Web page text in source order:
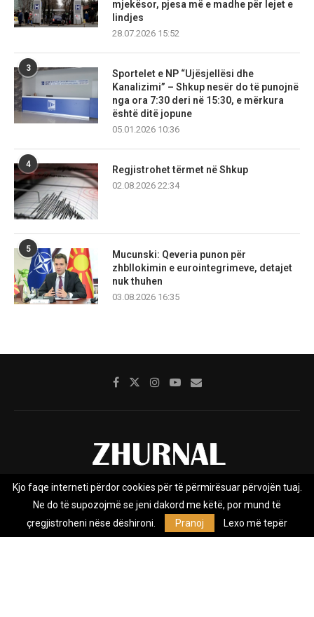
mjekësor, pjesa më e madhe për lejet e
lindjes
28.07.2026 15:52
3
Sportelet e NP “Ujësjellësi dhe
Kanalizimi” – Shkup nesër do të punojnë
nga ora 7:30 deri në 15:30, e mërkura
është ditë jopune
05.01.2026 10:36
4
Regjistrohet tërmet në Shkup
02.08.2026 22:34
5
Mucunski: Qeveria punon për
zhbllokimin e eurointegrimeve, detajet
nuk thuhen
03.08.2026 16:35
Rreth nesh Impresumi Marketing
Kontakt
Privacy Policy
Zhurnal.mk është Agjenci e Lajmeve e pavarur, e themeluar në vitin
Kjo faqe interneti përdor cookies për të përmirësuar përvojën tuaj.
Ne do të supozojmë se jeni dakord me këtë, por mund të
çregjistroheni nëse dëshironi.
Pranoj Lexo më tepër